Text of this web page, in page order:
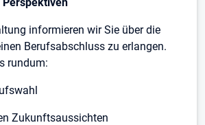
informieren wir Sie über die
Berufsabschluss zu erlangen.
rundum:
Zukunftsaussichten